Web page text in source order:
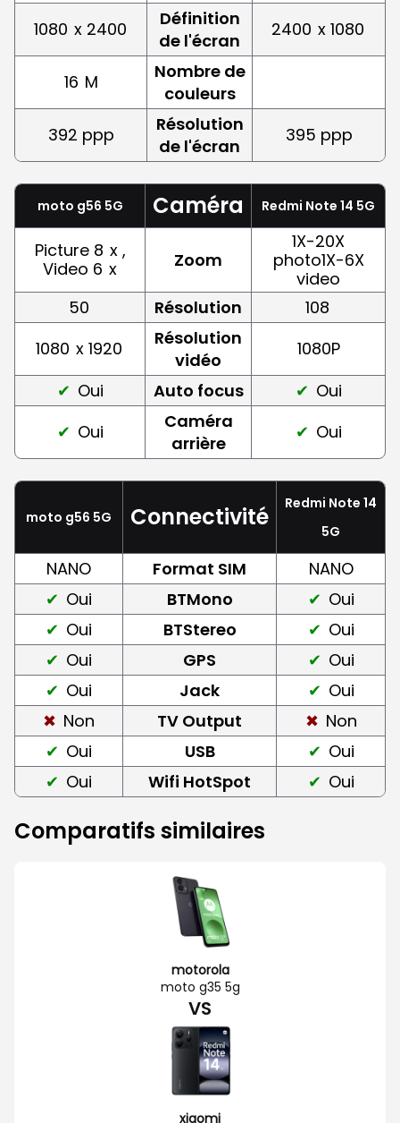
1080 x 2400
Définition
de l'écran
2400 x 1080
16 M
Nombre de
couleurs
392 ppp
Résolution
de l'écran
395 ppp
moto g56 5G Caméra Redmi Note 14 5G
Picture 8 x ,
Video 6 x Zoom
1X-20X
photo1X-6X
video
50
Résolution
108
1080 x 1920
Résolution
vidéo
1080P
Oui
Auto focus
Oui
Oui
Caméra
arrière
Oui
moto g56 5G Connectivité
Redmi Note 14
5G
NANO Format SIM
NANO
Oui
BTMono
Oui
Oui
BTStereo
Oui
Oui
GPS
Oui
Oui
Jack
Oui
Non
TV Output
Non
Oui
USB
Oui
Oui
Wifi HotSpot Oui
Comparatifs similaires
motorola
moto g35 5g
VS
xiaomi